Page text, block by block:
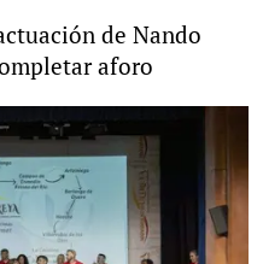
de Nando
aforo